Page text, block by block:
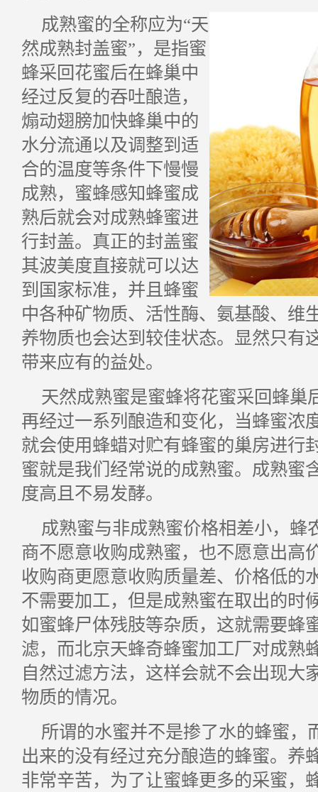
成熟蜜的全称应为“天
然成熟封盖蜜”，是指蜜
蜂采回花蜜后在蜂巢中
经过反复的吞吐酿造，
煽动翅膀加快蜂巢中的
水分流通以及调整到适
合的温度等条件下慢慢
成熟，蜜蜂感知蜂蜜成
熟后就会对成熟蜂蜜进
行封盖。真正的封盖蜜
其波美度直接就可以达
到国家标准，并且蜂蜜
中各种矿物质、活性酶、氨基酸、维
养物质也会达到较佳状态。显然只有
带来应有的益处。
天然成熟蜜是蜜蜂将花蜜采回蜂巢
再经过一系列酿造和变化，当蜂蜜浓
就会使用蜂蜡对贮有蜂蜜的巢房进行
蜜就是我们经常说的成熟蜜。成熟蜜
度高且不易发酵。
成熟蜜与非成熟蜜价格相差小，蜂
商不愿意收购成熟蜜，也不愿意出高
收购商更愿意收购质量差、价格低的
不需要加工，但是成熟蜜在取出的时
如蜜蜂尸体残肢等杂质，这就需要蜂
滤，而北京天蜂奇蜂蜜加工厂对成熟
自然过滤方法，这样会就不会出现大
物质的情况。
所谓的水蜜并不是掺了水的蜂蜜，
出来的没有经过充分酿造的蜂蜜。养
非常辛苦，为了让蜜蜂更多的采蜜，